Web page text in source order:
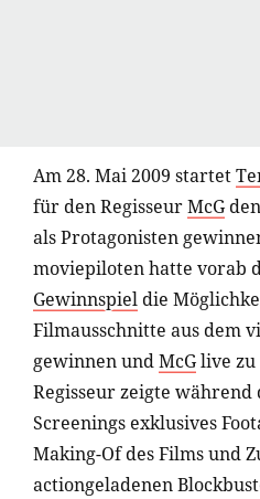
Am 28. Mai 2009 startet
für den RegisseurMcG
als Protagonisten
moviepiloten hatte vorab
Gewinnspiel die
Filmausschnitte aus dem
gewinnen undMcGlive zu
Regisseur zeigte
Screenings exklusives
Making-Of des Films und
actiongeladenen